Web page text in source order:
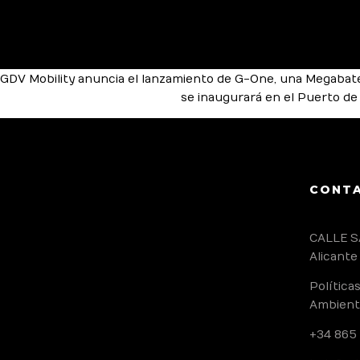
GDV Mobility anuncia el lanzamiento de G-One, una
se inaugurará en el Puerto
CALLE
Alicante
+34